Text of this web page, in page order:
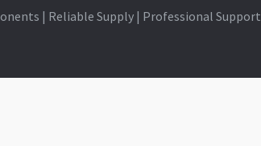
| Reliable Supply | Professional Support